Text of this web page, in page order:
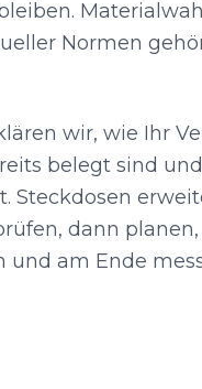
Normen
wir, wie Ihr
belegt sind
Steckdosen
dann
am Ende